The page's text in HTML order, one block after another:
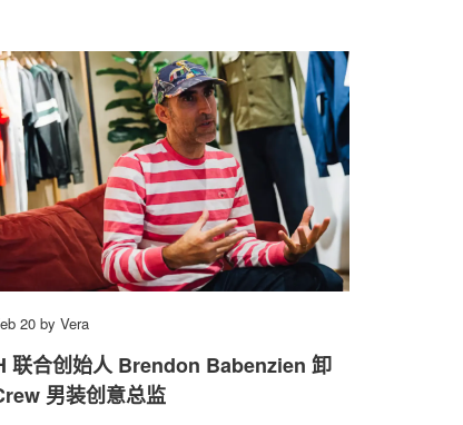
20 by Vera
联合创始人 Brendon Babenzien 卸
男装创意总监